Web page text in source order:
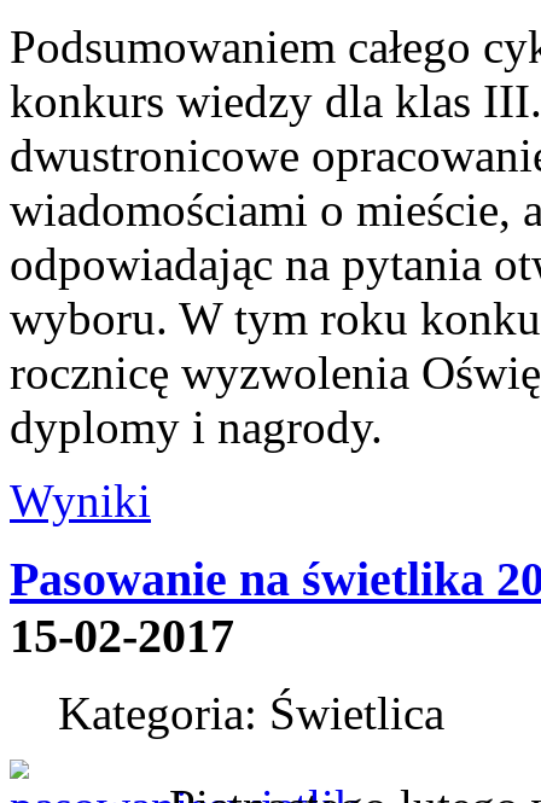
Podsumowaniem całego
konkurs wiedzy dla klas
dwustronicowe
wiadomościami o mieście,
odpowiadając na pytania
wyboru. W tym roku
rocznicę wyzwolenia
dyplomy i nagrody.
Wyniki
Pasowanie na świetlika
15-02-2017
Kategoria: Świetlica